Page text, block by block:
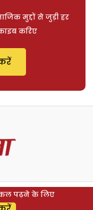
मुद्दों से जुड़ी हर
करिए
पढ़ने के लिए